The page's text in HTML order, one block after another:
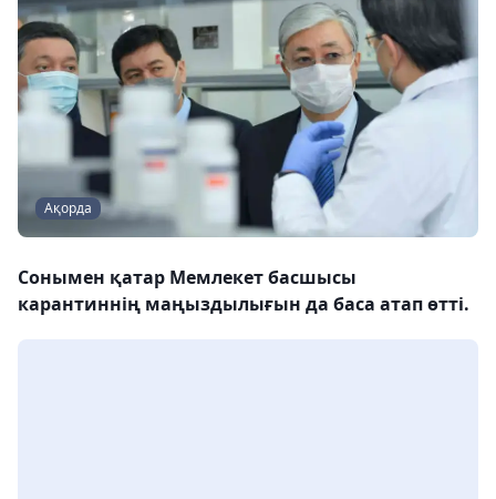
Ақорда
Сонымен қатар Мемлекет басшысы
карантиннің маңыздылығын да баса атап өтті.